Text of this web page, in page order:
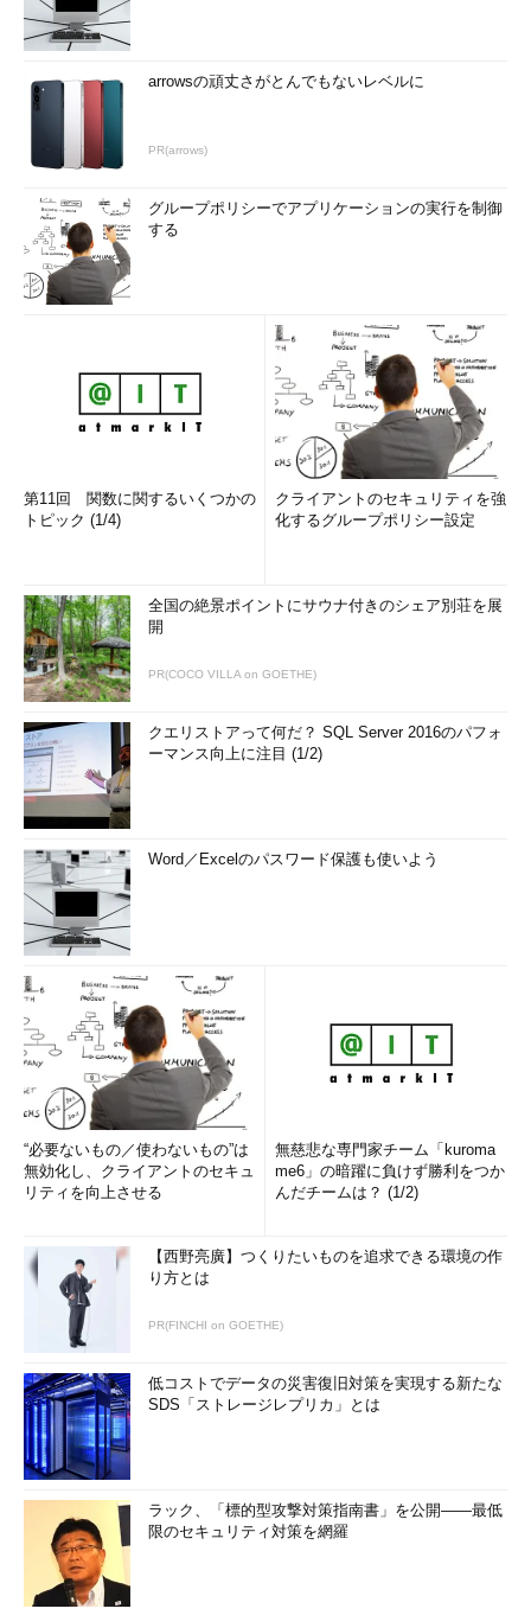
ペースで区切って指定すると、一度に複数のVHDをコピーでき
る。
新たに作成した日本リージョン上のストレージアカウントには
き、そのURLを
＜新しいコンテナーURL＞
筆者が3月上旬に試した限りでは、香港リージョンから東日本
リージョンへAzCopyでVHDをコピーしたところ、おおよそ
15Mbytes/sec程度の転送レートでコピーできた。実質容量（実
際にファイルなどで使用している容量）が約10GbytesのVHDの
場合、12分ほどでコピーは完了した。
■【日本リージョン】コピーしたVHDからディスクを作成する
VHDをコピーしたら、そこから仮想マシンのためのディスクを
作成する。管理コンソールの左メニューから［仮想マシン］－
［ディスク］－（画面下部の）［＋ 作成］アイコンとクリック
していき、表示されたダイアログで設定する。
コピーしたVHDからディスクを作成する
（1）
このディスクに付ける名前を記入する。
このボタンをクリックして表示されるコンテナーの
ツリーから、コピーしたVHDを選んで［開く］ボタンをクリ
ックする。
（3）OS起動用のVHDの場合、これにチェックを入れて
オンにする。データ用VHDの場合はチェックを外してオフに
する。
データ用VHDがあるなら、同様の手順でディスクを作成する。
その際、［VHD にはオペレーティング システムが含まれていま
す］のチェックは外してオフにすること。
■【日本リージョン】ディスクから仮想マシンを作成する
作成したディスクから仮想マシンを作成するには、管理コンソ
ールの画面左下隅から［＋ 新規］－［コンピューティング］－
［仮想マシン］－［ギャラリーから］とクリックし、表示された
選択する。利用可能なディスク一覧が表示されるので、先ほど作
成したOSディスクを選んで次へ進める。あとは通常の仮想マシ
ンと同じ手順でウィザードを進めて完了すればよい。
ディスクから仮想マシンを作成する
arrowsの頑丈さがとんでもないレベルに
PR(arrows)
グループポリシーでアプリケーションの実行を制御
する
第11回 関数に関するいくつかの
トピック (1/4)
クライアントのセキュリティを強
化するグループポリシー設定
全国の絶景ポイントにサウナ付きのシェア別荘を展
開
PR(COCO VILLA on GOETHE)
クエリストアって何だ？ SQL Server 2016のパフォ
ーマンス向上に注目 (1/2)
Word／Excelのパスワード保護も使いよう
“必要ないもの／使わないもの”は
無効化し、クライアントのセキュ
リティを向上させる
無慈悲な専門家チーム「kuroma
me6」の暗躍に負けず勝利をつか
んだチームは？ (1/2)
【西野亮廣】つくりたいものを追求できる環境の作
り方とは
PR(FINCHI on GOETHE)
低コストでデータの災害復旧対策を実現する新たな
SDS「ストレージレプリカ」とは
ラック、「標的型攻撃対策指南書」を公開――最低
限のセキュリティ対策を網羅